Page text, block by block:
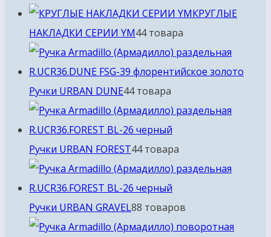
КРУГЛЫЕ
НАКЛАДКИ СЕРИИ YM44 товара
Ручки URBAN DUNE44 товара
Ручки URBAN FOREST44 товара
Ручки URBAN GRAVEL88 товаров